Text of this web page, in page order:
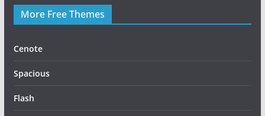
More Free Themes
Cenote
Spacious
Flash